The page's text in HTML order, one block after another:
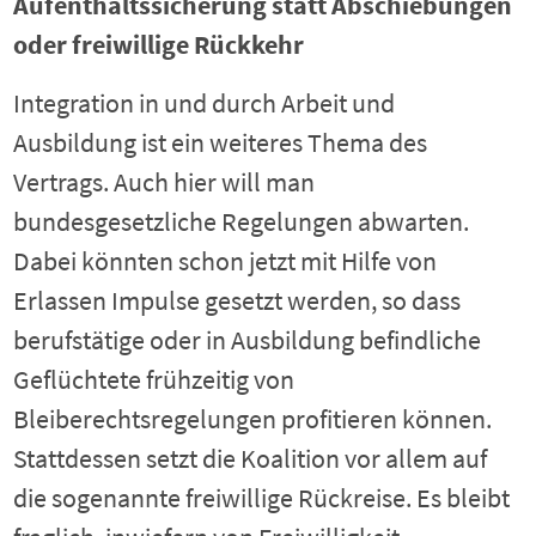
oder freiwillige Rückkehr
Integration in und durch Arbeit und
Ausbildung ist ein weiteres Thema des
Vertrags. Auch hier will man
bundesgesetzliche Regelungen abwarten.
Dabei könnten schon jetzt mit Hilfe von
Erlassen Impulse gesetzt werden, so dass
berufstätige oder in Ausbildung befindliche
Geflüchtete frühzeitig von
Bleiberechtsregelungen profitieren können.
Stattdessen setzt die Koalition vor allem auf
die sogenannte freiwillige Rückreise. Es bleibt